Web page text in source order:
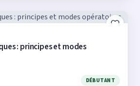
: principes et modes
DÉBUTANT